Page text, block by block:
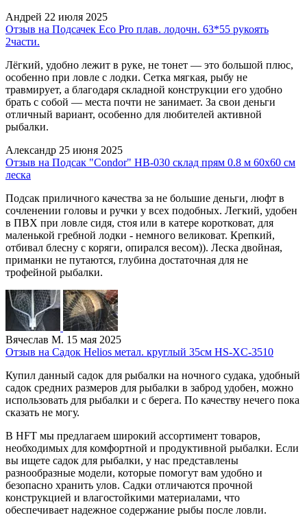
Андрей 22 июля 2025
Отзыв на Подсачек Eco Pro плав. лодочн. 63*55 рукоять
2части.
Лёгкий, удобно лежит в руке, не тонет — это большой плюс,
особенно при ловле с лодки. Сетка мягкая, рыбу не
травмирует, а благодаря складной конструкции его удобно
брать с собой — места почти не занимает. За свои деньги
отличный вариант, особенно для любителей активной
рыбалки.
Александр 25 июня 2025
Отзыв на Подсак "Condor" HB-030 склад прям 0.8 м 60х60 см
леска
Подсак приличного качества за не большие деньги, люфт в
сочленении головы и ручки у всех подобных. Легкий, удобен
в ПВХ при ловле сидя, стоя или в катере коротковат, для
маленькой гребной лодки - немного великоват. Крепкий,
отбивал блесну с коряги, опирался весом)). Леска двойная,
приманки не путаются, глубина достаточная для не
трофейной рыбалки.
Вячеслав М. 15 мая 2025
Отзыв на Садок Helios метал. круглый 35см HS-XC-3510
Купил данный садок для рыбалки на ночного судака, удобный
садок средних размеров для рыбалки в заброд удобен, можно
использовать для рыбалки и с берега. По качеству нечего пока
сказать не могу.
В HFT мы предлагаем широкий ассортимент товаров,
необходимых для комфортной и продуктивной рыбалки. Если
вы ищете садок для рыбалки, у нас представлены
разнообразные модели, которые помогут вам удобно и
безопасно хранить улов. Садки отличаются прочной
конструкцией и влагостойкими материалами, что
обеспечивает надежное содержание рыбы после ловли.